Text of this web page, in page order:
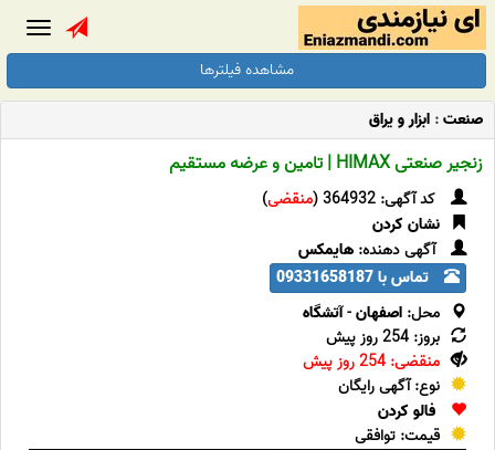
مشاهده فیلترها
صنعت: ابزار و یراق
زنجیر صنعتی HIMAX | تامین و عرضه مستقیم
کد آگهی: 364932 ( منقضی)
نشان کردن
آگهی دهنده: هایمکس
تماس با 09331658187
محل: اصفهان-آتشگاه
بروز: 254 روز پیش
منقضی: 254 روز پیش
نوع: آگهی رایگان
فالو کردن
قیمت: توافقی